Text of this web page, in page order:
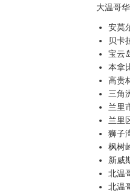
大温哥
安莫
贝卡
宝云
本拿
高贵
三角
兰里
兰里
狮子
枫树
新威
北温
北温